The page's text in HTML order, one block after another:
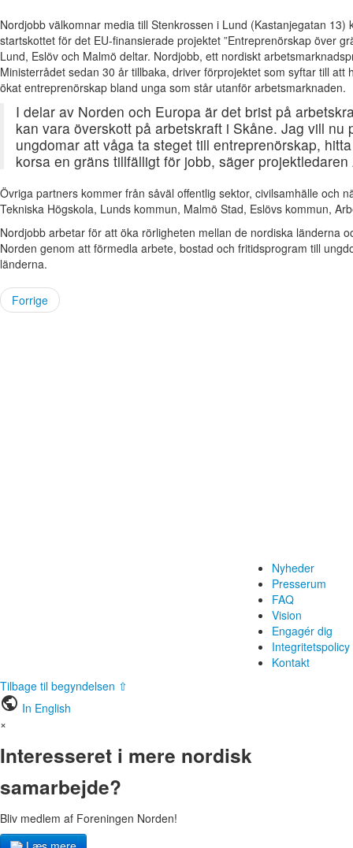
Nordjobb välkomnar media till Stenkrossen i Lund (Kastanjegatan
startskottet för det EU-finansierade projektet ”Entreprenörskap över
Lund, Eslöv och Malmö deltar. Nordjobb, ett nordiskt
Ministerrådet sedan 30 år tillbaka, driver förprojektet som syftar till att
ökat entreprenörskap bland unga som står utanför arbetsmarknaden.
I delar av Norden och Europa är det brist på
kan vara överskott på arbetskraft i Skåne. Jag vill nu
ungdomar att våga ta steget till entreprenörskap,
korsa en gräns tillfälligt för jobb, säger
Övriga partners kommer från såväl offentlig sektor, civilsamhälle och
Tekniska Högskola, Lunds kommun, Malmö Stad, Eslövs kommun,
Nordjobb arbetar för att öka rörligheten mellan de nordiska länderna
Norden genom att förmedla arbete, bostad och fritidsprogram till
länderna.
Forrige
Nyheder
Presserum
FAQ
Vision
Engagér dig
Integritetspolicy
Kontakt
Tilbage til begyndelsen ⇧
public In English
×
Interesseret i mere nordisk
samarbejde?
Bliv medlem af Foreningen Norden!